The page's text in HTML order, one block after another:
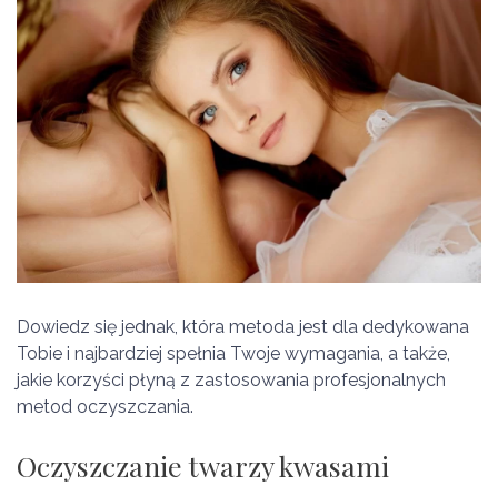
Dowiedz się jednak, która metoda jest dla dedykowana
Tobie i najbardziej spełnia Twoje wymagania, a także,
jakie korzyści płyną z zastosowania profesjonalnych
metod oczyszczania.
Oczyszczanie twarzy kwasami